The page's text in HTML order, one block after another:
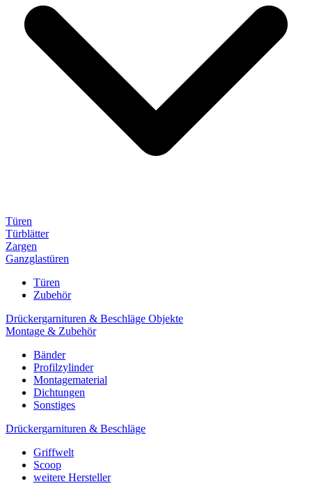
Türen
Türblätter
Zargen
Ganzglastüren
Türen
Zubehör
Drückergarnituren & Beschläge Objekte
Montage & Zubehör
Bänder
Profilzylinder
Montagematerial
Dichtungen
Sonstiges
Drückergarnituren & Beschläge
Griffwelt
Scoop
weitere Hersteller